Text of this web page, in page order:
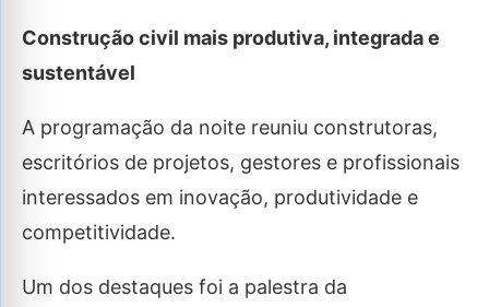
Construção civil mais produtiva, integrada e
sustentável
A programação da noite reuniu construtoras,
escritórios de projetos, gestores e profissionais
interessados em inovação, produtividade e
competitividade.
Um dos destaques foi a palestra da